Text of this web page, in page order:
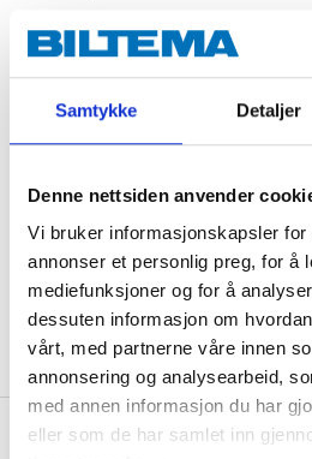
Samtykke Detaljer
Denne nettsiden anvender
Vi bruker informasjonskapsler for
annonser et personlig preg, for å
mediefunksjoner og for å
dessuten informasjon om
vårt, med partnerne våre innen
annonsering og analysearbeid,
med annen informasjon du har
eller som de har samlet inn
Tool for pressing/screwing the
the calliper with self-adjusting
when replacing brake pads.
pressure plate and 3 adapter
Citroen, Renault, Audi and
practical partitioned plastic
About the manufacturer